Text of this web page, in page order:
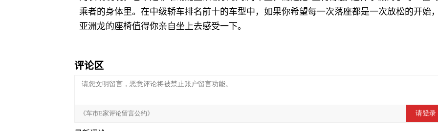
乘者的身体里。在中级轿车排名前十的车型中，如果你希望每一次落座都是一次放松的开始，
亚洲龙的座椅值得你亲自坐上去感受一下。
评论区